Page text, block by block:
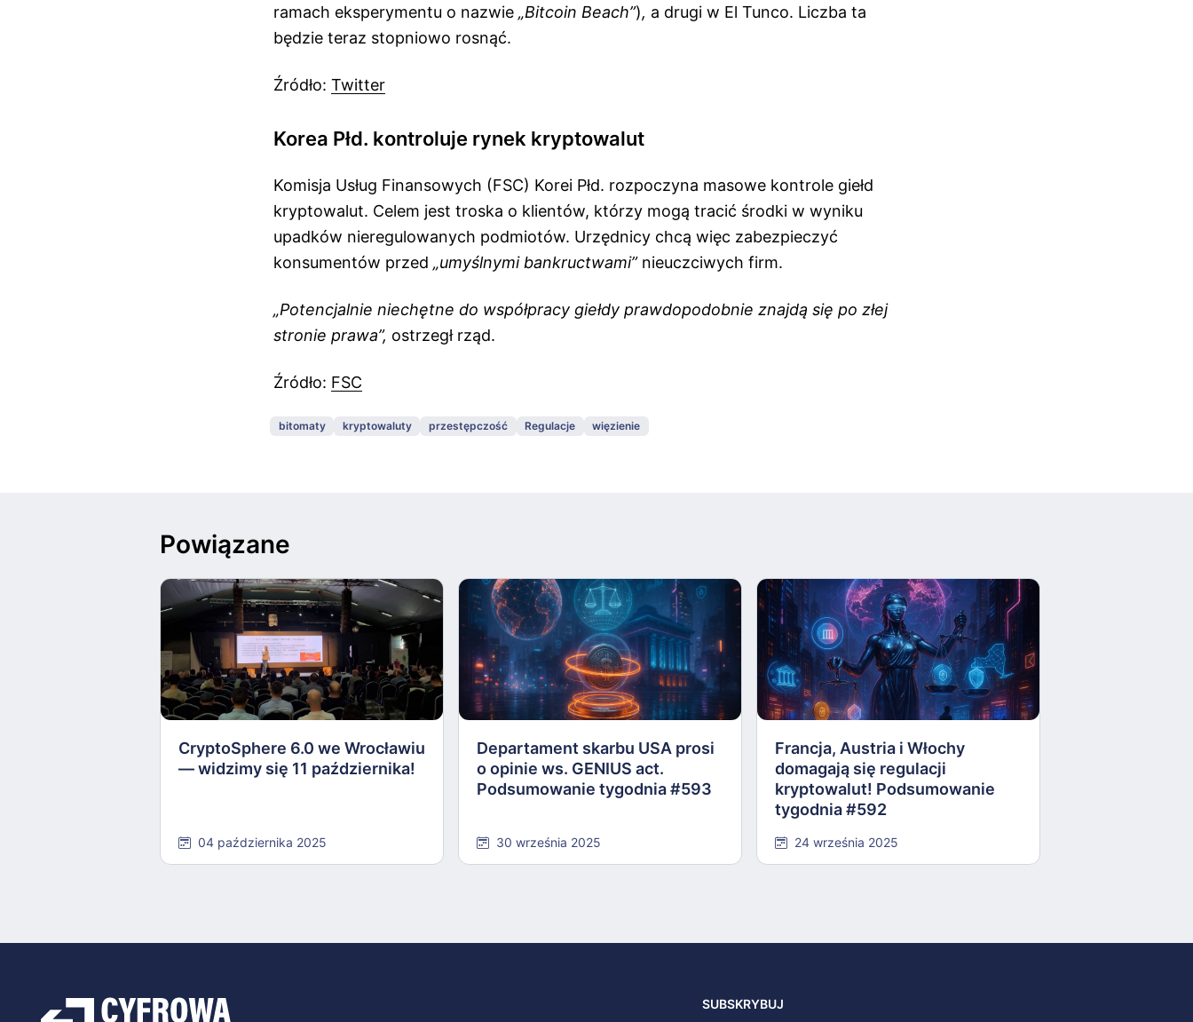
ramach eksperymentu o nazwie „Bitcoin Beach”), a drugi w El Tunco. Liczba ta
będzie teraz stopniowo rosnąć.
Źródło: Twitter
Korea Płd. kontroluje rynek kryptowalut
Komisja Usług Finansowych (FSC) Korei Płd. rozpoczyna masowe kontrole giełd
kryptowalut. Celem jest troska o klientów, którzy mogą tracić środki w wyniku
upadków nieregulowanych podmiotów. Urzędnicy chcą więc zabezpieczyć
konsumentów przed „umyślnymi bankructwami”nieuczciwych firm.
„Potencjalnie niechętne do współpracy giełdy prawdopodobnie znajdą się po złej
stronie prawa”, ostrzegł rząd.
Źródło: FSC
bitomaty kryptowaluty przestępczość Regulacje więzienie
Powiązane
CryptoSphere 6.0 we Wrocławiu
— widzimy się 11 października!
04 października 2025
Departament skarbu USA prosi
o opinie ws. GENIUS act.
Podsumowanie tygodnia #593
30 września 2025
Francja, Austria i Włochy
domagają się regulacji
kryptowalut! Podsumowanie
tygodnia #592
24 września 2025
SUBSKRYBUJ